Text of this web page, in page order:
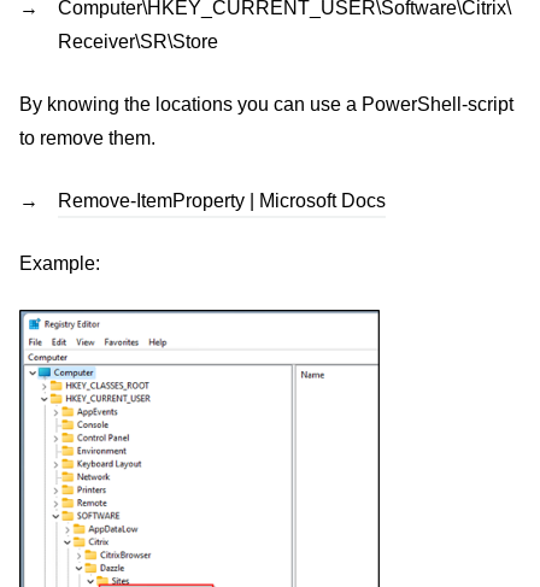
Computer\HKEY_CURRENT_USER\Software\Citrix\
Receiver\SR\Store
By knowing the locations you can use a PowerShell-script
to remove them.
Remove-ItemProperty | Microsoft Docs
Example: